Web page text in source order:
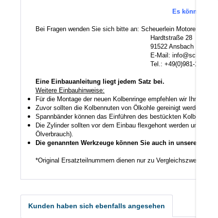
Es können
Bei Fragen wenden Sie sich bitte an: Scheuerlein Motorentechnik
Hardtstraße 28
91522 Ansbach
E-Mail:
Tel.: +49(0)981-17554
Eine Einbauanleitung liegt jedem Satz bei.
Weitere Einbauhinweise:
Für die Montage der neuen Kolbenringe empfehlen wir Ihnen
Zuvor sollten die Kolbennuten von Ölkohle gereinigt werden
Spannbänder können das Einführen des bestückten Kolbens in
Die Zylinder sollten vor dem Einbau flexgehont werden um den
Ölverbrauch).
Die genannten Werkzeuge können Sie auch in unserem
*Original Ersatzteilnummern dienen nur zu Vergleichszwecken.
Kunden haben sich ebenfalls angesehen